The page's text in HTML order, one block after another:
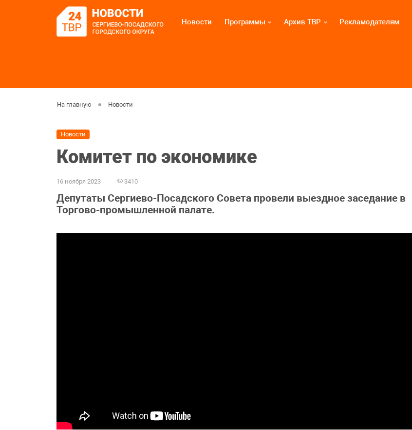
Новости Программы Архив ТВР Рекламодателям
На главную Новости
Новости
Комитет по экономике
16 ноября 2023 3410
Депутаты Сергиево-Посадского Совета провели выездное заседание в
Торгово-промышленной палате.